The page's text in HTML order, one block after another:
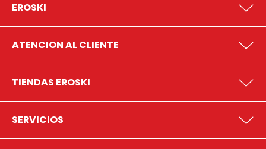
EROSKI
ATENCION AL CLIENTE
TIENDAS EROSKI
SERVICIOS